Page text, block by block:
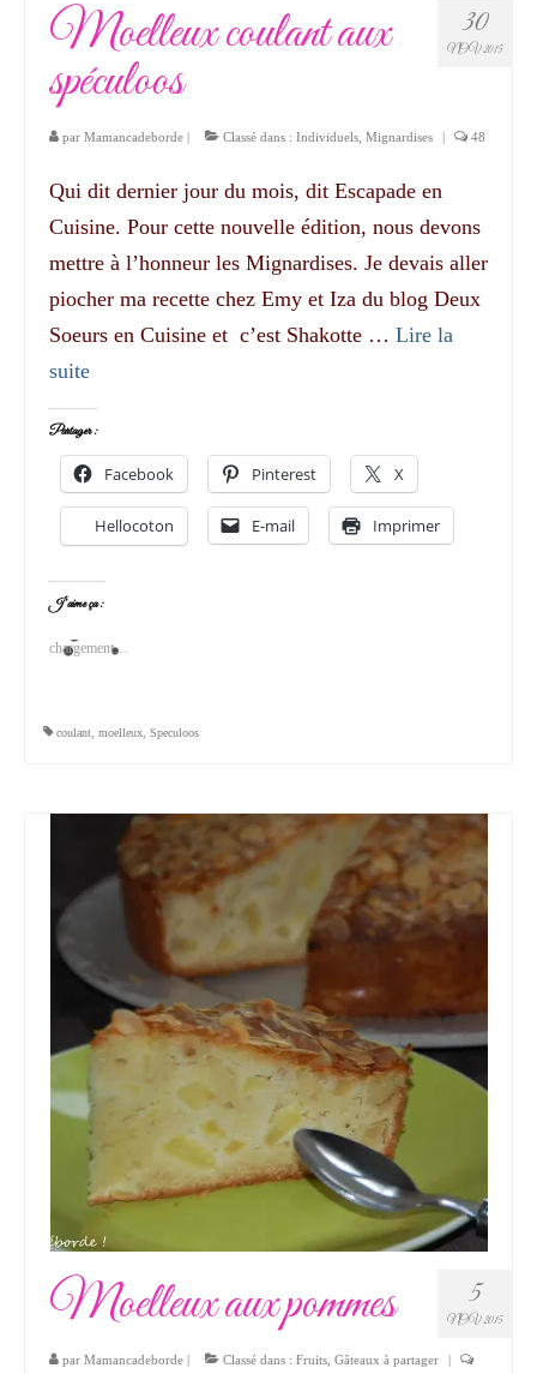
30
NOV 2015
Moelleux coulant aux
spéculoos
par Mamancadeborde | Classé dans : Individuels Mignardises | 48
Qui dit dernier jour du mois, dit Escapade en
Cuisine. Pour cette nouvelle édition, nous devons
mettre à l’honneur les Mignardises. Je devais aller
piocher ma recette chez Emy et Iza du blog Deux
Soeurs en Cuisine et c’est Shakotte … Lire la
suite­­
Partager :
Facebook Pinterest X
Hellocoton E-mail Imprimer
J’aime ça :
chargement…
coulant moelleux Speculoos
5
NOV 2015
Moelleux aux pommes
par Mamancadeborde | Classé dans : Fruits Gâteaux à partager |